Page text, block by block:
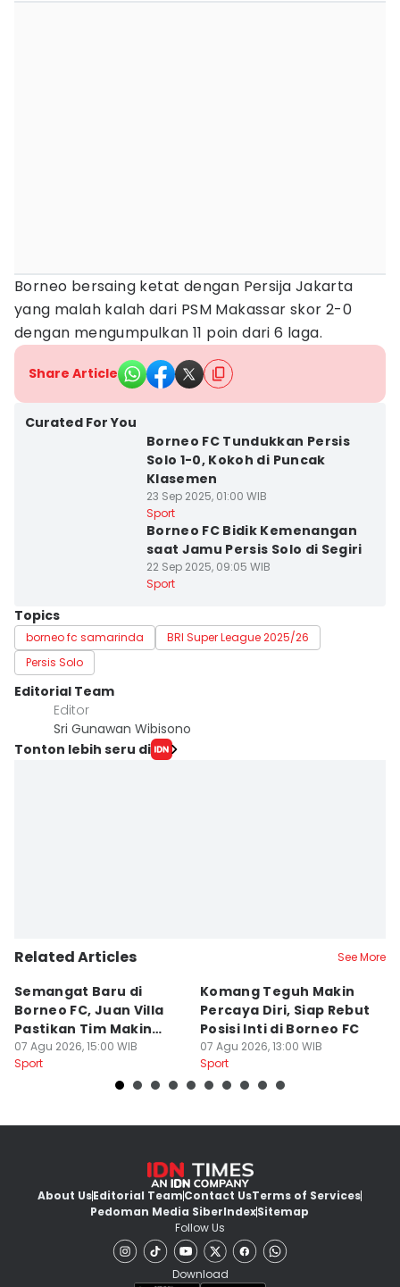
Borneo bersaing ketat dengan Persija Jakarta
yang malah kalah dari PSM Makassar skor 2-0
dengan mengumpulkan 11 poin dari 6 laga.
Share Article
Curated For You
Borneo FC Tundukkan Persis
Solo 1-0, Kokoh di Puncak
Klasemen
23 Sep 2025, 01:00 WIB
Sport
Borneo FC Bidik Kemenangan
saat Jamu Persis Solo di Segiri
22 Sep 2025, 09:05 WIB
Sport
Topics
borneo fc samarinda
BRI Super League 2025/26
Persis Solo
Editorial Team
Editor
Sri Gunawan Wibisono
Tonton lebih seru di
Related Articles See More
Semangat Baru di
Borneo FC, Juan Villa
Pastikan Tim Makin
Kompak
07 Agu 2026, 15:00 WIB
Sport
Komang Teguh Makin
Percaya Diri, Siap Rebut
Posisi Inti di Borneo FC
07 Agu 2026, 13:00 WIB
Sport
About UsEditorial TeamContact UsTerms of Services
Pedoman Media SiberIndexSitemap
Follow Us
Download